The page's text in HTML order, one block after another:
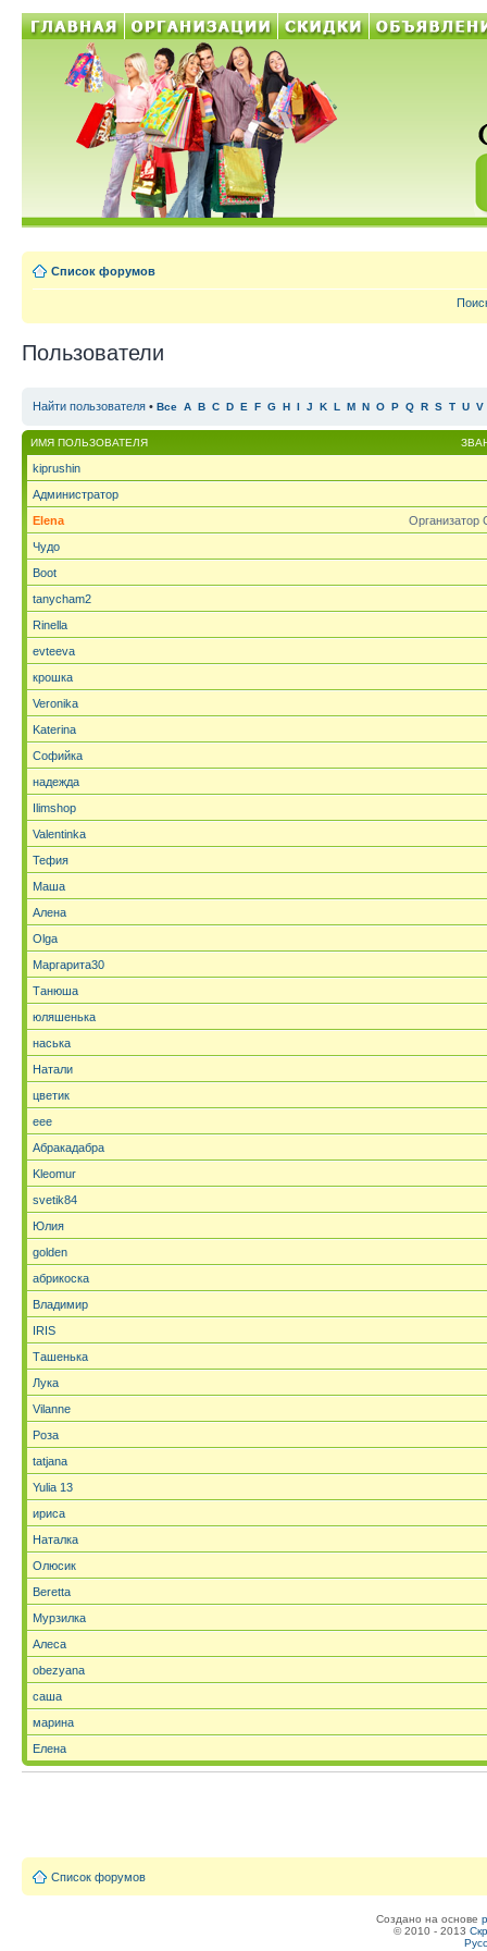
Список форумов
Пользователи
Найти пользователя • Все A B C D E F G H I J K L M N O P Q R S T U V
ИМЯ ПОЛЬЗОВАТЕЛЯ
kiprushin
Администратор
Организатор
Elena
Чудо
Boot
tanycham2
Rinella
evteeva
крошка
Veronika
Katerina
Софийка
надежда
Ilimshop
Valentinka
Тефия
Маша
Алена
Olga
Маргарита30
Танюша
юляшенька
наська
Натали
цветик
eee
Абракадабра
Kleomur
svetik84
Юлия
golden
абрикоска
Владимир
IRIS
Ташенька
Лука
Vilanne
Роза
tatjana
Yulia 13
ириса
Наталка
Олюсик
Beretta
Мурзилка
Алеса
obezyana
саша
марина
Елена
Список форумов
Создано на основе
© 2010 - 2013